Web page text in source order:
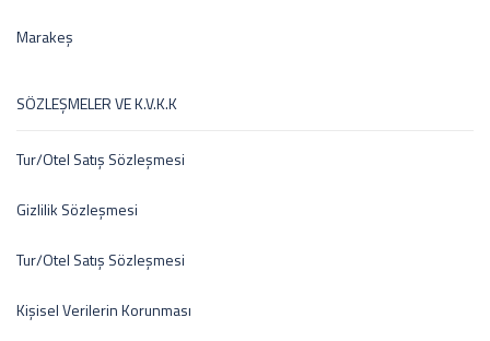
Marakeş
SÖZLEŞMELER VE K.V.K.K
Tur/Otel Satış Sözleşmesi
Gizlilik Sözleşmesi
Tur/Otel Satış Sözleşmesi
Kişisel Verilerin Korunması